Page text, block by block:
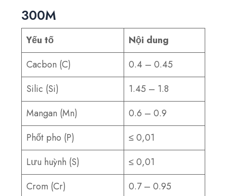
300M
Yếu tố
Nội dung
Cacbon (C)
0.4 – 0.45
Silic (Si)
1.45 – 1.8
Mangan (Mn)
0.6 – 0.9
Phốt pho (P)
≤ 0,01
Lưu huỳnh (S)
≤ 0,01
Crom (Cr)
0.7 – 0.95